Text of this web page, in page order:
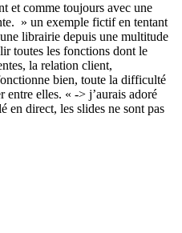
et comme toujours avec une
» un exemple fictif en tentant
librairie depuis une multitude
toutes les fonctions dont le
la relation client,
bien, toute la difficulté
entre elles. « -> j’aurais adoré
en direct, les slides ne sont pas